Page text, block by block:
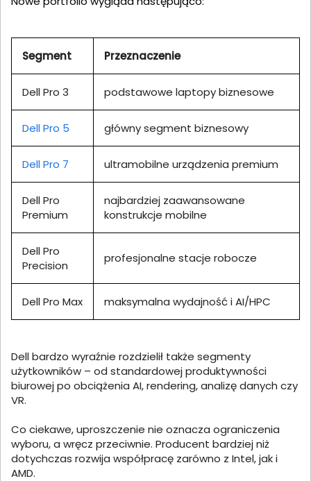
Segment Przeznaczenie
Dell Pro 3 podstawowe laptopy biznesowe
Dell Pro 5 główny segment biznesowy
Dell Pro 7 ultramobilne urządzenia premium
Dell Pro
Premium
najbardziej zaawansowane
konstrukcje mobilne
Dell Pro
Precision
profesjonalne stacje robocze
Dell Pro Max maksymalna wydajność i AI/HPC
Dell bardzo wyraźnie rozdzielił także segmenty
użytkowników – od standardowej produktywności
biurowej po obciążenia AI, rendering, analizę danych czy
VR.
Co ciekawe, uproszczenie nie oznacza ograniczenia
wyboru, a wręcz przeciwnie. Producent bardziej niż
dotychczas rozwija współpracę zarówno z Intel, jak i
AMD.